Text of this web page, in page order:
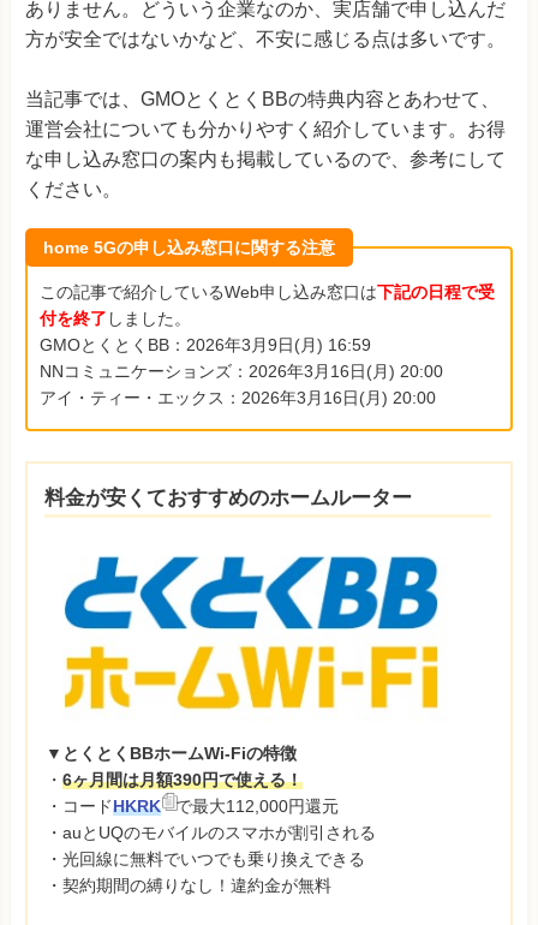
ありません。どういう企業なのか、実店舗で申し込んだ
方が安全ではないかなど、不安に感じる点は多いです。
当記事では、GMOとくとくBBの特典内容とあわせて、
運営会社についても分かりやすく紹介しています。お得
な申し込み窓口の案内も掲載しているので、参考にして
ください。
home 5Gの申し込み窓口に関する注意
この記事で紹介しているWeb申し込み窓口は下記の日程で受
付を終了 しました。
GMOとくとくBB：2026年3月9日(月) 16:59
NNコミュニケーションズ：2026年3月16日(月) 20:00
アイ・ティー・エックス：2026年3月16日(月) 20:00
料金が安くておすすめのホームルーター
▼とくとくBBホームWi-Fiの特徴
・ 6ヶ月間は月額390円で使える！
・コードHKRK
で最大112,000円還元
・auとUQのモバイルのスマホが割引される
・光回線に無料でいつでも乗り換えできる
・契約期間の縛りなし！違約金が無料